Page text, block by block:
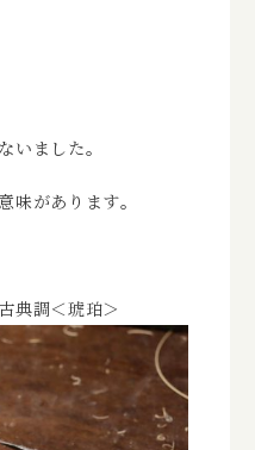
育
ストア
いました。
味があります。
典調＜琥珀＞